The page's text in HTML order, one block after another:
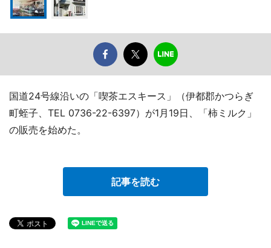
国道24号線沿いの「喫茶エスキース」（伊都郡かつらぎ
町蛭子、TEL 0736-22-6397）が1月19日、「柿ミルク」
の販売を始めた。
記事を読む